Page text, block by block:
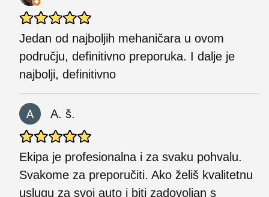
Jedan od najboljih mehaničara u ovom
području, definitivno preporuka. I dalje je
najbolji, definitivno
A. š.
Ekipa je profesionalna i za svaku pohvalu.
Svakome za preporučiti. Ako želiš kvalitetnu
uslugu za svoj auto i biti zadovoljan s